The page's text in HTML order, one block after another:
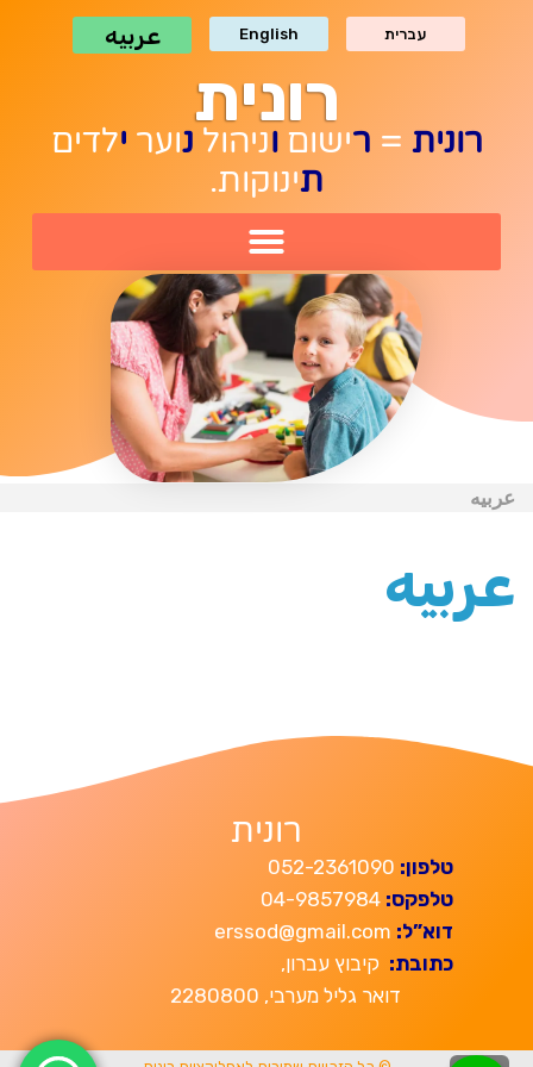
עברית English عربيه
רונית
רונית = רישוםוניהול נוער ילדים
תינוקות.
عربيه
عربيه
רונית
טלפון: 052-2361090
טלפקס: 04-9857984
דוא”ל: erssod@gmail.com
כתובת: קיבוץ עברון,
דואר גליל מערבי, 2280800